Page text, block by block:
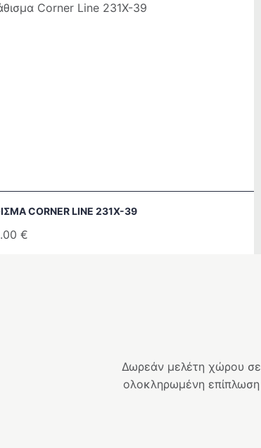
CORNER LINE 231Χ-39
€
Δωρεάν μελέτη χώρου σε
ολοκληρωμένη επίπλωση